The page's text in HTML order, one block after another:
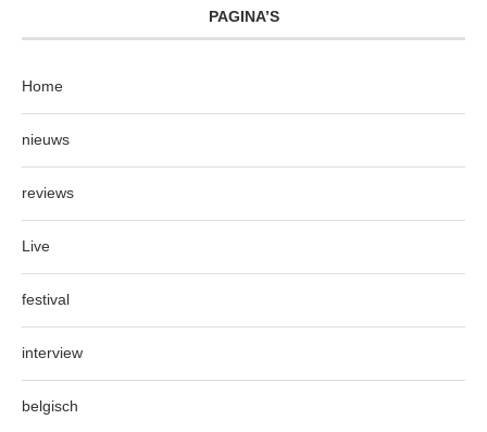
PAGINA’S
Home
nieuws
reviews
Live
festival
interview
belgisch